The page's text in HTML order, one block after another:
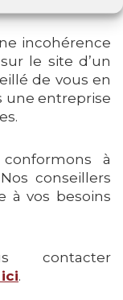
incohérence
le site d’un
de vous en
une entreprise
à
conseillers
à vos besoins
contacter
.